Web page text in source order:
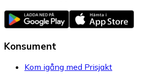
Konsument
Kom igång med Prisjakt